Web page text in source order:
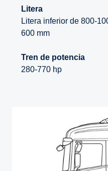
Litera
Litera inferior de 800-
600 mm
Tren de potencia
280-770 hp